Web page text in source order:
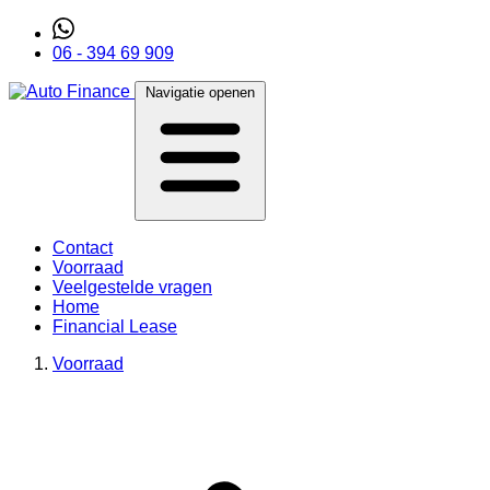
06 - 394 69 909
Navigatie openen
Contact
Voorraad
Veelgestelde vragen
Home
Financial Lease
Voorraad